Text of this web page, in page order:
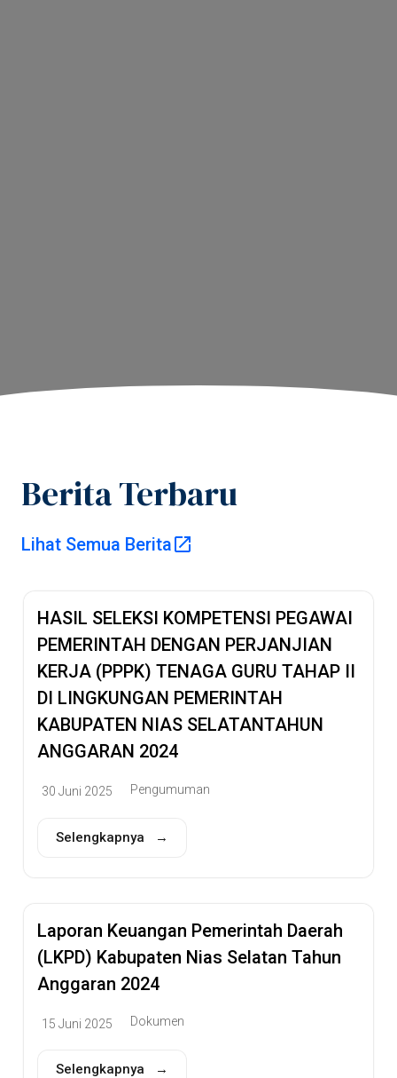
Pusat Informasi
Pemerintah
Kabupaten Nias
Selatan
Berita Terbaru
Lihat Semua Berita
HASIL SELEKSI KOMPETENSI PEGAWAI
PEMERINTAH DENGAN PERJANJIAN
KERJA (PPPK) TENAGA GURU TAHAP II
DI LINGKUNGAN PEMERINTAH
KABUPATEN NIAS SELATANTAHUN
ANGGARAN 2024
30 Juni 2025 Pengumuman
Selengkapnya →
Laporan Keuangan Pemerintah Daerah
(LKPD) Kabupaten Nias Selatan Tahun
Anggaran 2024
15 Juni 2025 Dokumen
Selengkapnya →